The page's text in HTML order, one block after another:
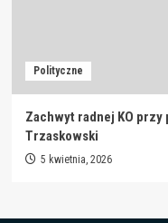
Polityczne
Zachwyt radnej KO przy
Trzaskowski
5 kwietnia, 2026